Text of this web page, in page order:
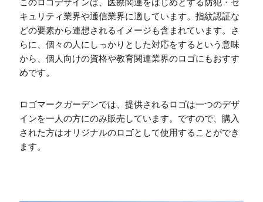
このロゴデザインは、医療関連をはじめとする防犯・セ
キュリティ業界や通信業界に適しています。指紋認証な
どの要素から連想されるイメージも含まれています。さ
らに、個々の人にしっかりとした対応をするという意味
から、個人向けの資格や教育関連業界のロゴにもおすす
めです。
ロゴマークガーデンでは、提供されるロゴは一つのデザ
インを一人の方にのみ販売しています。ですので、購入
された方はオリジナルのロゴとして使用することができ
ます。